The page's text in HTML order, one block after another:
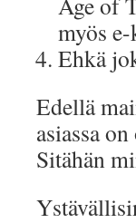
myös
Ehkä
Edellä
asiassa
Sitähän